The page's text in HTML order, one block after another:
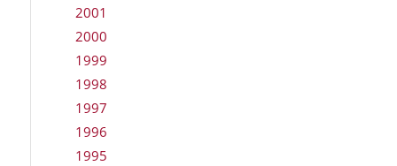
2001
2000
1999
1998
1997
1996
1995